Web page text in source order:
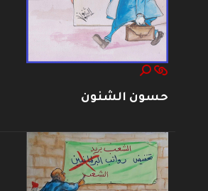
حسون الشنون